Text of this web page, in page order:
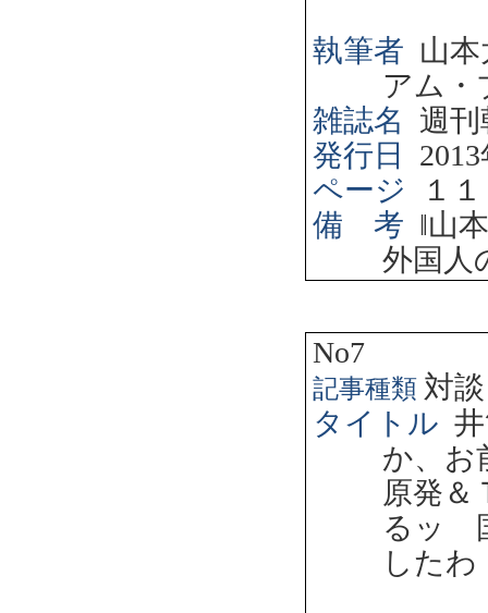
執筆者 山
アム・
雑誌名
週刊
発行日
2013
ページ
１
備 考 ‖山
外国人
No7
記事種類 対談
タイトル
か、
原発＆
るッ
したわ